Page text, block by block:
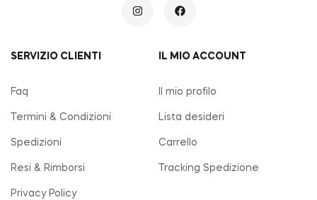
SERVIZIO CLIENTI
Faq
Termini & Condizioni
Spedizioni
Resi & Rimborsi
Privacy Policy
IL MIO ACCOUNT
Il mio profilo
Lista desideri
Carrello
Tracking Spedizione